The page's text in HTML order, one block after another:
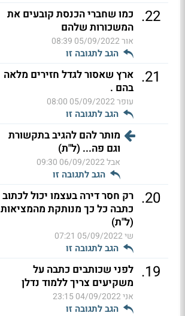
22
. כמו שחברי הכנסת קובעים את
המשכורות שלהם
אור05/09/2022 08:39
הגב לתגובה זו
21
. ארץ שאסור לגדל חזירים מלאה
בהם .
עופר05/09/2022 08:00
הגב לתגובה זו
מותר להם להגיב בתקשורת
וגם פה... (ל"ת)
אבל06/09/2022 09:30
הגב לתגובה זו
20
. רק חסר דירה בעצמו יכול לכתוב
כתבה כל כך מנותקת מהמציאות
(ל"ת)
שי05/09/2022 07:21
הגב לתגובה זו
19
. לפני שכותבים כתבה על
משקיעים צריך ללמוד נדלן
אני04/09/2022 23:15
הגב לתגובה זו